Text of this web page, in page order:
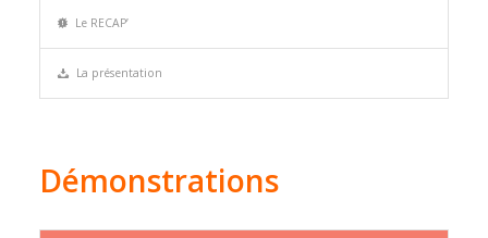
Le RECAP’
La présentation
Démonstrations